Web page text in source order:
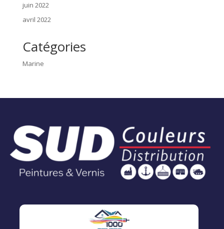
juin 2022
avril 2022
Catégories
Marine